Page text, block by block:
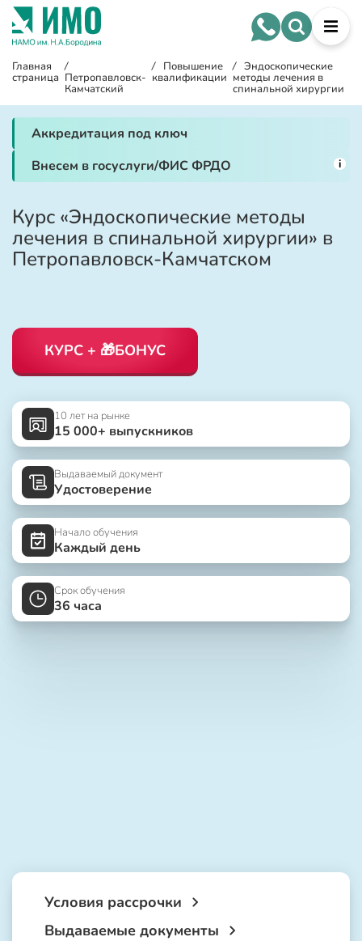
Главная
страница
/
Петропавловск-
Камчатский
/ Повышение
квалификации
/ Эндоскопические
методы лечения в
спинальной хирургии
Аккредитация под ключ
Внесем в госуслуги/ФИС ФРДО
i
Курс «Эндоскопические методы
лечения в спинальной хирургии» в
Петропавловск-Камчатском
КУРС + 🎁БОНУС
10 лет на рынке
15 000+ выпускников
Выдаваемый документ
Удостоверение
Начало обучения
Каждый день
Срок обучения
36 часа
Условия рассрочки
Выдаваемые документы